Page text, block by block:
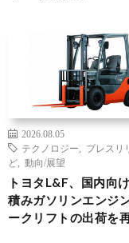
2026.08.05
テクノロジー
プレスリ
ど
動向/展望
トヨタL&F、国内向
積みガソリンエンジ
ークリフトの出荷を